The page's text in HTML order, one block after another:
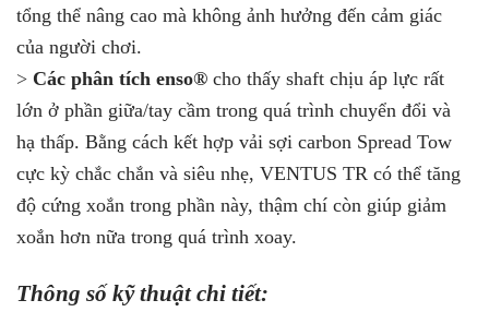
tổng thể nâng cao mà không ảnh hưởng đến cảm giác
của người chơi.
> Các phân tích enso® cho thấy shaft chịu áp lực rất
lớn ở phần giữa/tay cầm trong quá trình chuyển đổi và
hạ thấp. Bằng cách kết hợp vải sợi carbon Spread Tow
cực kỳ chắc chắn và siêu nhẹ, VENTUS TR có thể tăng
độ cứng xoắn trong phần này, thậm chí còn giúp giảm
xoắn hơn nữa trong quá trình xoay.
Thông số kỹ thuật chi tiết: